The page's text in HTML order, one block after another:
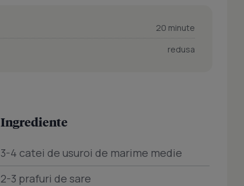
20 minute
redusa
Ingrediente
3-4 catei de usuroi de marime medie
2-3 prafuri de sare